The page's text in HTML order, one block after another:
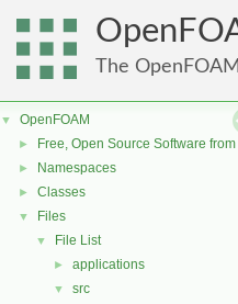
The
▼ OpenFOAM
► Free, Open Source Software
► Namespaces
► Classes
▼ Files
▼ File List
► applications
▼ src